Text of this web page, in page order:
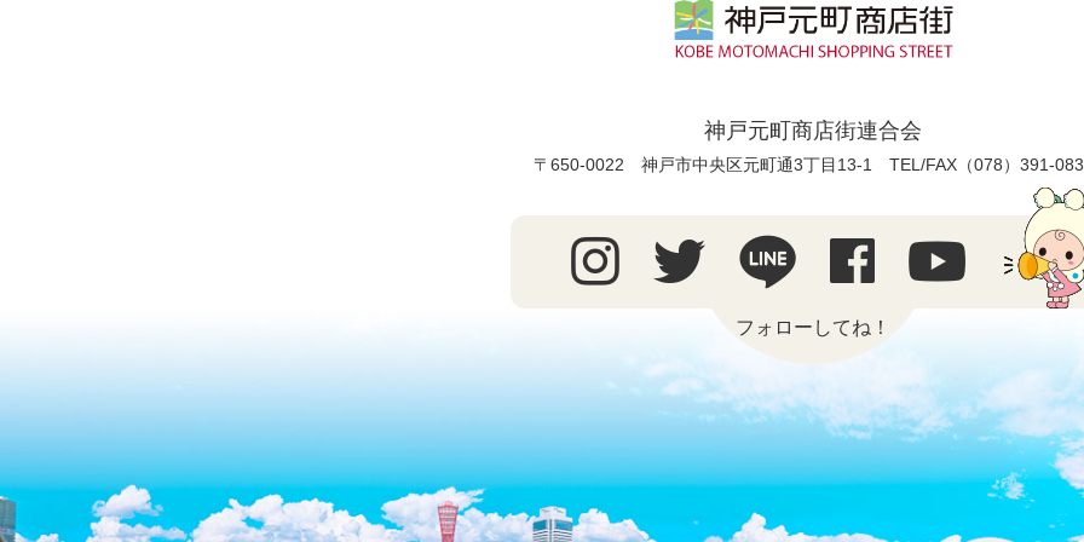
神戸元町商店街連合会
〒650-0022 神戸市中央区元町通3丁目13-1 TEL/FAX（078）391-
フォローしてね！